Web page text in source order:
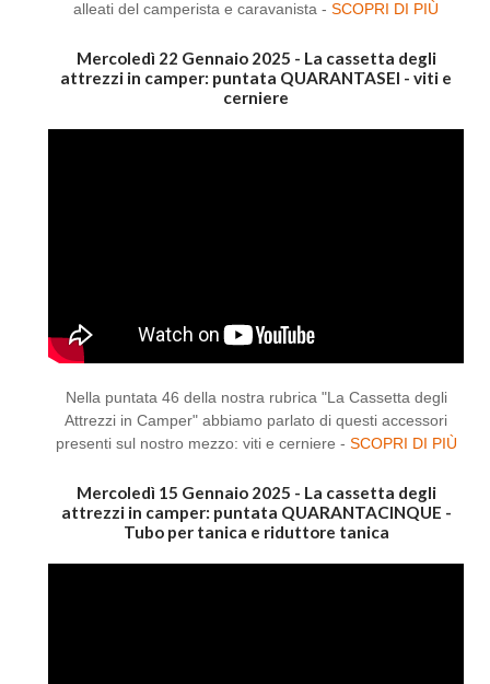
alleati del camperista e caravanista - SCOPRI DI PIÙ
Mercoledì 22 Gennaio 2025 - La cassetta degli
attrezzi in camper: puntata QUARANTASEI - viti e
cerniere
Nella puntata 46 della nostra rubrica "La Cassetta degli
Attrezzi in Camper" abbiamo parlato di questi accessori
presenti sul nostro mezzo: viti e cerniere - SCOPRI DI PIÙ
Mercoledì 15 Gennaio 2025 - La cassetta degli
attrezzi in camper: puntata QUARANTACINQUE -
Tubo per tanica e riduttore tanica